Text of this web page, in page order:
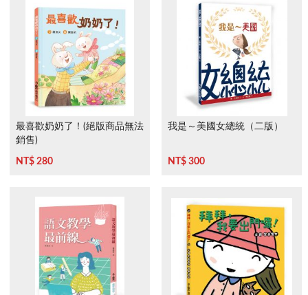
最喜歡奶奶了！(絕版商品無法
銷售)
NT$ 280
我是～美國女總統（二版）
NT$ 300